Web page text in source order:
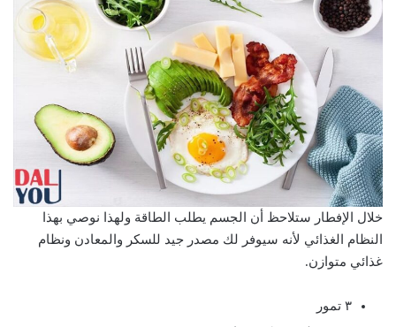
خلال الإفطار ستلاحظ أن الجسم يطلب الطاقة ولهذا نوصي بهذا
النظام الغذائي لأنه سيوفر لك مصدر جيد للسكر والمعادن ونظام
غذائي متوازن.
٣ تمور